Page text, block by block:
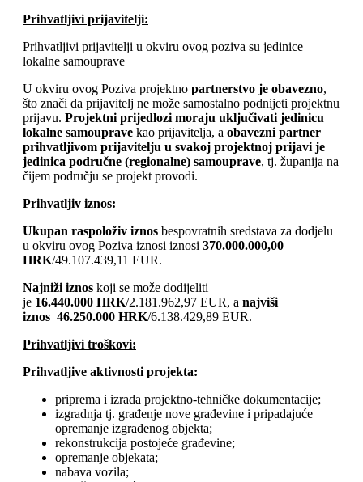
Prihvatljivi prijavitelji:
Prihvatljivi prijavitelji u okviru ovog poziva su jedinice
lokalne samouprave
U okviru ovog Poziva projektno partnerstvo je obavezno,
što znači da prijavitelj ne može samostalno podnijeti projektnu
prijavu. Projektni prijedlozi moraju uključivati jedinicu
lokalne samouprave kao prijavitelja, a obavezni partner
prihvatljivom prijavitelju u svakoj projektnoj prijavi je
jedinica područne (regionalne) samouprave, tj. županija na
čijem području se projekt provodi.
Prihvatljiv iznos:
Ukupan raspoloživ iznos bespovratnih sredstava za dodjelu
u okviru ovog Poziva iznosi iznosi 370.000.000,00
HRK/49.107.439,11 EUR.
Najniži iznos koji se može dodijeliti
je 16.440.000 HRK/2.181.962,97 EUR, a najviši
iznos 46.250.000 HRK/6.138.429,89 EUR.
Prihvatljivi troškovi:
Prihvatljive aktivnosti projekta:
priprema i izrada projektno-tehničke dokumentacije;
izgradnja tj. građenje nove građevine i pripadajuće
opremanje izgrađenog objekta;
rekonstrukcija postojeće građevine;
opremanje objekata;
nabava vozila;